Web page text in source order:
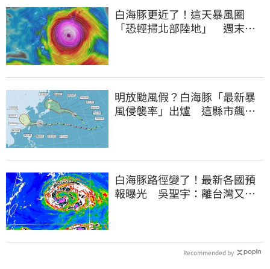
白海豚更近了！這天暴風圈
「恐輕掃北部陸地」 週末風
明放颱風假？白海豚「最新暴
風侵襲率」出爐 這縣市飆
白海豚路徑變了！最新各國預
報曝光 吳聖宇：離台灣又更
Recommended by